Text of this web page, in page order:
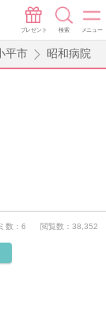
プレゼント 検索 メニュー
平市 昭和病院
数：6 閲覧数：38,352